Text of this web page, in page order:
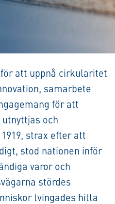
att uppnå cirkularitet
samarbete
för att
och
strax efter att
stod nationen inför
varor och
stördes
tvingades hitta